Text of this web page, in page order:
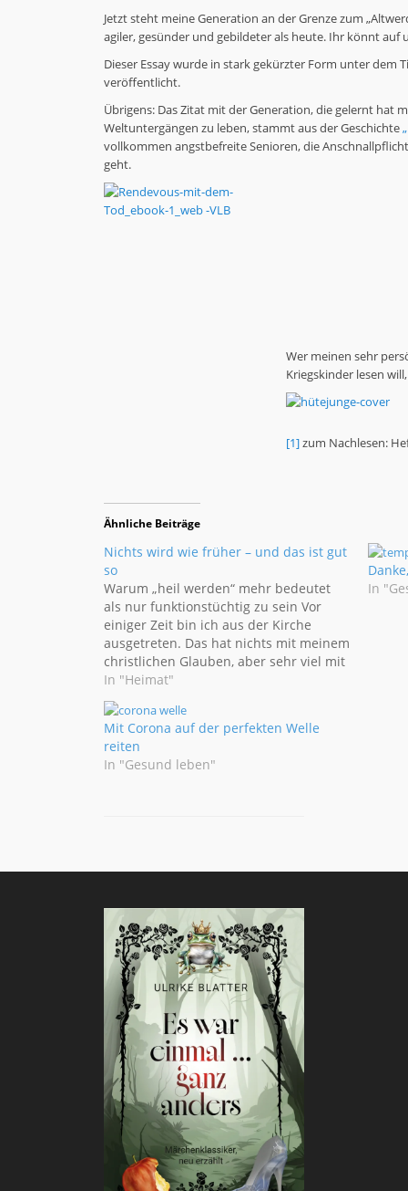
Jetzt steht meine Generation an der Grenze zum
agiler, gesünder und gebildeter als heute. Ihr könnt auf
Dieser Essay wurde in stark gekürzter Form unter dem
veröffentlicht.
Übrigens: Das Zitat mit der Generation, die gelernt hat
Weltuntergängen zu leben, stammt aus der Geschichte
vollkommen angstbefreite Senioren, die
geht.
Wer meinen sehr
Kriegskinder lesen
[1]zum Nachlesen:
Ähnliche Beiträge
Nichts wird wie früher – und das ist gut
so
Warum „heil werden“ mehr bedeutet
als nur funktionstüchtig zu sein Vor
einiger Zeit bin ich aus der Kirche
ausgetreten. Das hat nichts mit meinem
christlichen Glauben, aber sehr viel mit
dem „Verein“ Kirche (wenn ich das mal
so salopp sagen darf) zu tun. Es folgten
ein Gespräch mit dem Dekan…
In "Heimat"
In
Mit Corona auf der perfekten Welle
reiten
In "Gesund leben"